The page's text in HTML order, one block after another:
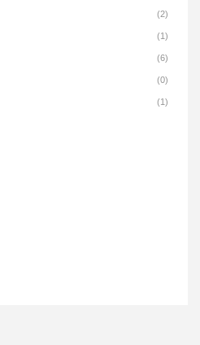
(2)
(1 )
(6)
(0)
(1 )